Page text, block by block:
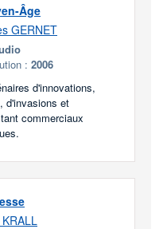
Âge
GERNET
: 2006
d'innovations,
d'invasions et
commerciaux